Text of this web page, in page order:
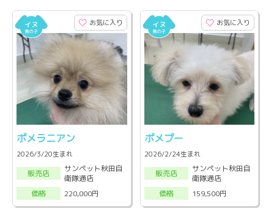
お気に入り
ポメラニアン
2026/3/20生まれ
販売店
サンペット秋田自
衛隊通店
価格
220,000円
お気に入り
ポメプー
2026/2/24生まれ
販売店
サンペット秋田自
衛隊通店
価格
159,500円